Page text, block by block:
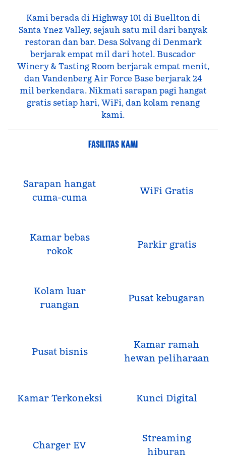
Kami berada di Highway 101 di Buellton di
Santa Ynez Valley, sejauh satu mil dari banyak
restoran dan bar. Desa Solvang di Denmark
berjarak empat mil dari hotel. Buscador
Winery & Tasting Room berjarak empat menit,
dan Vandenberg Air Force Base berjarak 24
mil berkendara. Nikmati sarapan pagi hangat
gratis setiap hari, WiFi, dan kolam renang
kami.
FASILITAS KAMI
Sarapan hangat
cuma-cuma
WiFi Gratis
Kamar bebas
rokok
Parkir gratis
Kolam luar
ruangan
Pusat kebugaran
Pusat bisnis
Kamar ramah
hewan peliharaan
Kamar Terkoneksi Kunci Digital
Charger EV
Streaming
hiburan